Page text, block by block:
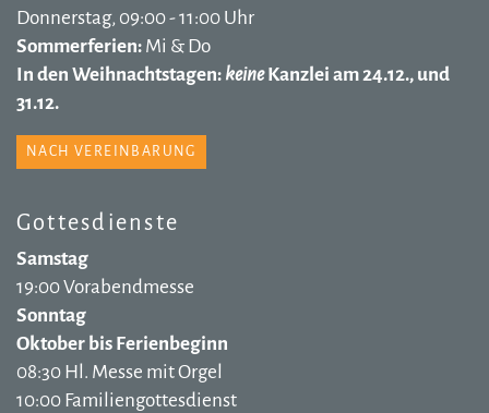
Donnerstag, 09:00 - 11:00 Uhr
Sommerferien: Mi & Do
In den Weihnachtstagen: keineKanzlei am 24.12., und
31.12.
NACH VEREINBARUNG
Gottesdienste
Samstag
19:00 Vorabendmesse
Sonntag
Oktober bis Ferienbeginn
08:30 Hl. Messe mit Orgel
10:00 Familiengottesdienst